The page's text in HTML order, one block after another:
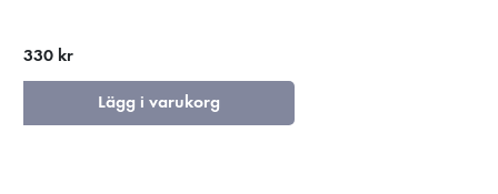
330 kr
Lägg i varukorg